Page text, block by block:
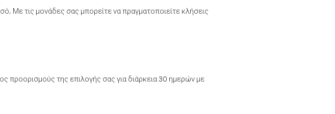
Με τις μονάδες σας μπορείτε να πραγματοποιείτε κλήσεις
προορισμούς της επιλογής σας για διάρκεια 30 ημερών με